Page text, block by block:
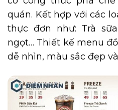
quán. Kết hợp với các
thực đơn như: Trà
ngọt… Thiết kế menu
dễ nhìn, màu sắc đẹp